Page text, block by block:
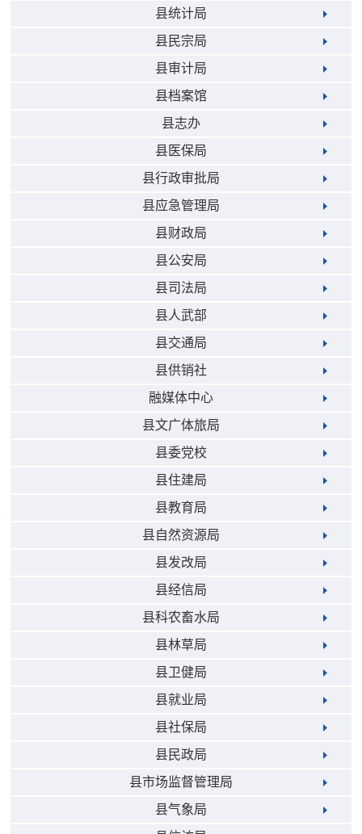
县统计局
县民宗局
县审计局
县档案馆
县志办
县医保局
县行政审批局
县应急管理局
县财政局
县公安局
县司法局
县人武部
县交通局
县供销社
融媒体中心
县文广体旅局
县委党校
县住建局
县教育局
县自然资源局
县发改局
县经信局
县科农畜水局
县林草局
县卫健局
县就业局
县社保局
县民政局
县市场监督管理局
县气象局